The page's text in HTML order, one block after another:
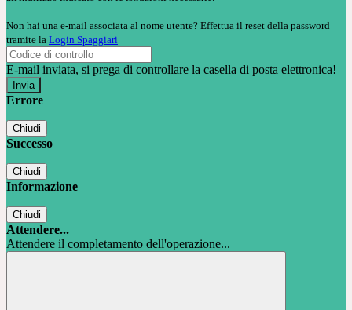
Non hai una e-mail associata al nome utente? Effettua il reset della password
tramite la Login Spaggiari
E-mail inviata, si prega di controllare la casella di posta elettronica!
Errore
Chiudi
Successo
Chiudi
Informazione
Chiudi
Attendere...
Attendere il completamento dell'operazione...